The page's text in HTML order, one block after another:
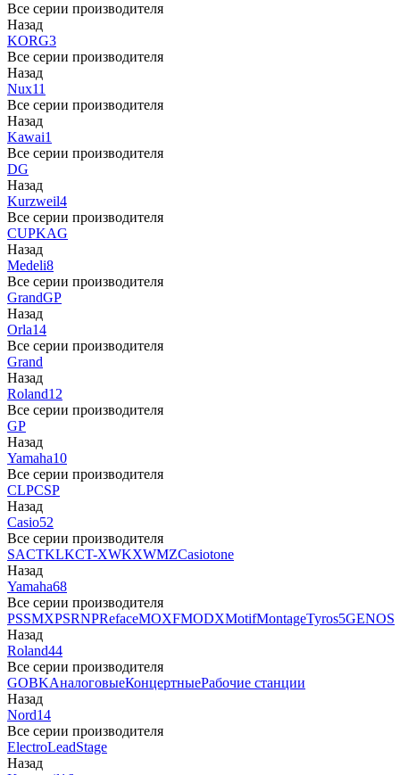
Все серии производителя
Назад
KORG3
Все серии производителя
Назад
Nux11
Все серии производителя
Назад
Kawai1
Все серии производителя
DG
Назад
Kurzweil4
Все серии производителя
CUPKAG
Назад
Medeli8
Все серии производителя
GrandGP
Назад
Orla14
Все серии производителя
Grand
Назад
Roland12
Все серии производителя
GP
Назад
Yamaha10
Все серии производителя
CLPCSP
Назад
Casio52
Все серии производителя
SACTKLKCT-XWKXWMZCasiotone
Назад
Yamaha68
Все серии производителя
PSSMXPSRNPRefaceMOXFMODXMotifMontageTyros5GENOS
Назад
Roland44
Все серии производителя
GOBKАналоговыеКонцертныеРабочие станции
Назад
Nord14
Все серии производителя
ElectroLeadStage
Назад